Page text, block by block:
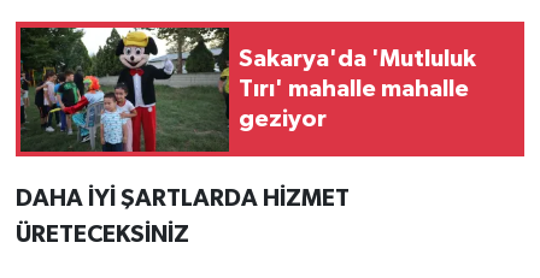
Sakarya'da 'Mutluluk
Tırı' mahalle mahalle
geziyor
DAHA İYİ ŞARTLARDA HİZMET
ÜRETECEKSİNİZ